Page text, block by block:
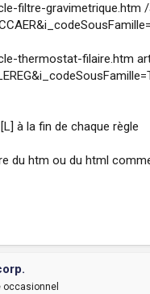
filtre-gravimetrique.htm
thermostat-filaire.htm
à la fin de chaque règle
du htm ou du html
occasionnel